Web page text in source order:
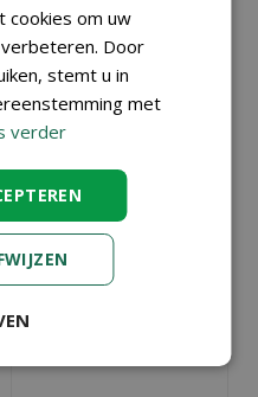
vakantieparadijsje
van, ook voor de
(klein)kinderen.
Lees meer...
cookies om uw
Door
stemt u in
met
verder